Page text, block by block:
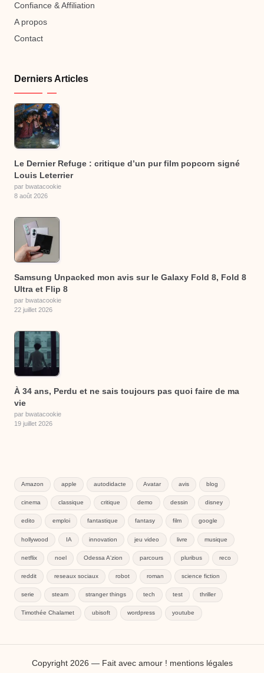
Confiance & Affiliation
A propos
Contact
Derniers Articles
Le Dernier Refuge : critique d’un pur film popcorn signé
Louis Leterrier
par bwatacookie
8 août 2026
Samsung Unpacked mon avis sur le Galaxy Fold 8, Fold 8
Ultra et Flip 8
par bwatacookie
22 juillet 2026
À 34 ans, Perdu et ne sais toujours pas quoi faire de ma
vie
par bwatacookie
19 juillet 2026
Amazon apple autodidacte Avatar avis blog
cinema classique critique demo dessin disney
edito emploi fantastique fantasy film google
hollywood IA innovation jeu video livre musique
netflix noel Odessa A'zion parcours pluribus reco
reddit reseaux sociaux robot roman science fiction
serie steam stranger things tech test thriller
Timothée Chalamet ubisoft wordpress youtube
Copyright 2026 — Fait avec amour ! mentions légales